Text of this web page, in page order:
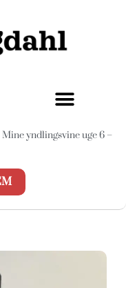
yndlingsvine uge 6 –